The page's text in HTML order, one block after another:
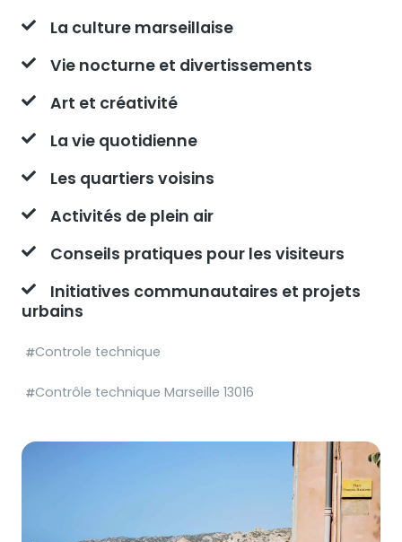
La culture marseillaise
Vie nocturne et divertissements
Art et créativité
La vie quotidienne
Les quartiers voisins
Activités de plein air
Conseils pratiques pour les visiteurs
Initiatives communautaires et projets
urbains
Controle technique
Contrôle technique Marseille 13016